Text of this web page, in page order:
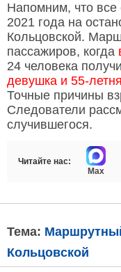
Напомним, что все
2021 года на
Кольцовской.
пассажиров, когда
24 человека
девушка и 55-
Точные причины
Следователи
случившегося.
Читайте нас:
Max
Тема:
Кольцовской